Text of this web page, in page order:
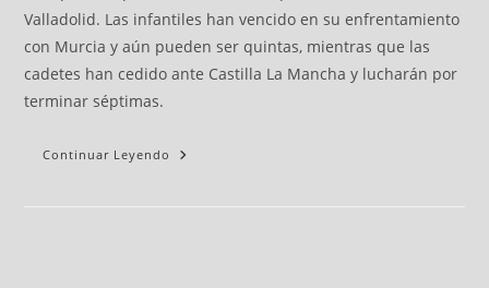
Valladolid. Las infantiles han vencido en su enfrentamiento
con Murcia y aún pueden ser quintas, mientras que las
cadetes han cedido ante Castilla La Mancha y lucharán por
terminar séptimas.
Continuar Leyendo